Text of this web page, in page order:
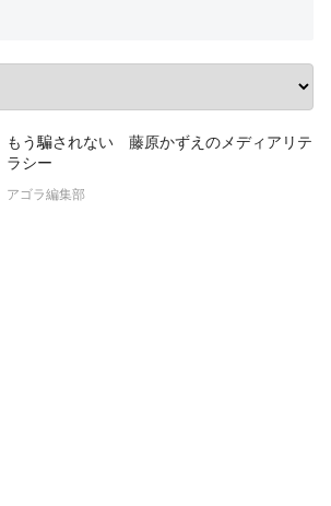
もう騙されない 藤原かずえのメディアリテ
ラシー
アゴラ編集部